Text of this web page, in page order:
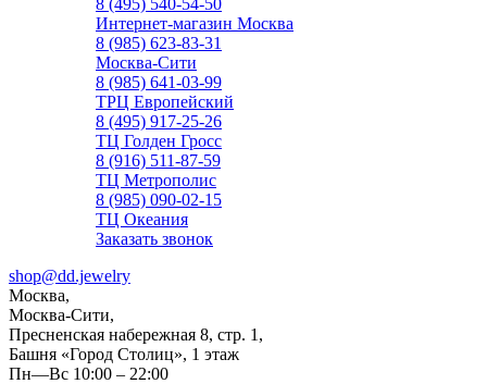
8 (495) 540-54-50
Интернет-магазин Москва
8 (985) 623-83-31
Москва-Сити
8 (985) 641-03-99
ТРЦ Европейский
8 (495) 917-25-26
ТЦ Голден Гросс
8 (916) 511-87-59
ТЦ Метрополис
8 (985) 090-02-15
ТЦ Океания
Заказать звонок
shop@dd.jewelry
Москва,
Москва-Сити,
Пресненская набережная 8, стр. 1,
Башня «Город Столиц», 1 этаж
Пн—Вс 10:00 – 22:00